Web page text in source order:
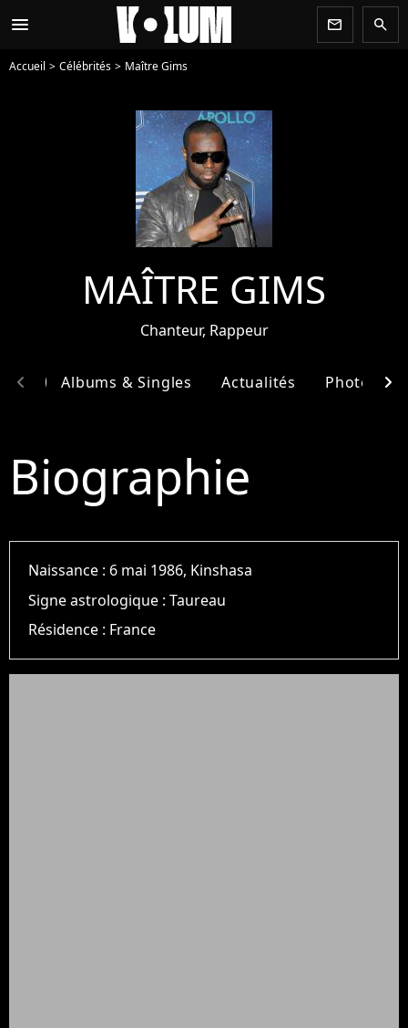
menu newsletter search
Accueil Célébrités Maître Gims
MAÎTRE GIMS
Chanteur, Rappeur
Albums & Singles Actualités Photos
chevron_left chevron_right
Biographie
Naissance : 6 mai 1986, Kinshasa
Signe astrologique :Taureau
Résidence : France